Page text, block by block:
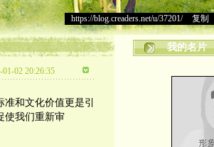
https://blog.creaders.net/u/37201/> 复制
01-02 20:26:35
和文化价值更是引
使我们重新审
我的名片